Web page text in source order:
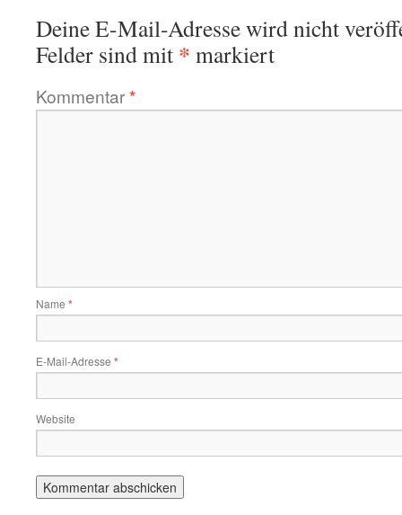
Deine E-Mail-Adresse wird nicht
Felder sind mit * markiert
Kommentar*
Name *
E-Mail-Adresse *
Website